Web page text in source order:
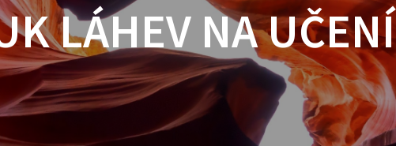
LÁHEV NA UČENÍ